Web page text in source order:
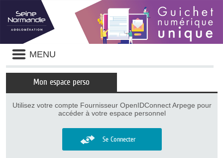
Liste
des
avertissements
MENU
Mon espace perso
Utilisez votre compte Fournisseur OpenIDConnect Arpege pour
accéder à votre espace personnel
Se Connecter
Panneau de gestion des cookies